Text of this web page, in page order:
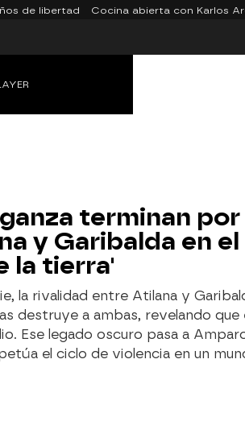
de libertad Cocina abierta con Karlos
terminan por
y Garibalda en
la tierra'
la rivalidad entre Atilana y
destruye a ambas, revelando
Ese legado oscuro pasa a
el ciclo de violencia en un